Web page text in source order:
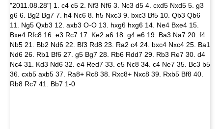
"2011.08.28"] 1. c4 c5 2. Nf3 Nf6 3. Nc3 d5 4. cxd5 Nxd5 5. g3
g6 6. Bg2 Bg7 7. h4 Nc6 8. h5 Nxc3 9. bxc3 Bf5 10. Qb3 Qb6
11. Ng5 Qxb3 12. axb3 O-O 13. hxg6 hxg6 14. Ne4 Bxe4 15.
Bxe4 Rfc8 16. e3 Rc7 17. Ke2 a6 18. g4 e6 19. Ba3 Na7 20. f4
Nb5 21. Bb2 Nd6 22. Bf3 Rd8 23. Ra2 c4 24. bxc4 Nxc4 25. Ba1
Nd6 26. Rb1 Bf6 27. g5 Bg7 28. Rb6 Rdd7 29. Rb3 Re7 30. d4
Nc4 31. Kd3 Nd6 32. e4 Red7 33. e5 Nc8 34. c4 Ne7 35. Bc3 b5
36. cxb5 axb5 37. Ra8+ Rc8 38. Rxc8+ Nxc8 39. Rxb5 Bf8 40.
Rb8 Rc7 41. Bb7 1-0